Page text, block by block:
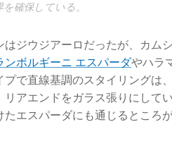
確保している。
ジウジアーロだったが、カム
ンボルギーニ エスパーダやハラ
で直線基調のスタイリングは
アエンドをガラス張りにして
エスパーダにも通じるところが